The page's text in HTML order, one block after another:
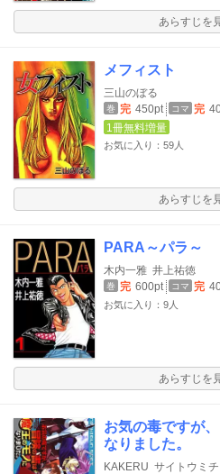
あらすじを
メフィスト
三山のぼる
巻 完 450pt コマ 完
1冊無料増量
お気に入り：59人
あらすじを
PARA～パラ～
木内一雅 井上祐徳
巻 完 600pt コマ 完
お気に入り：9人
あらすじを
お気の毒ですが
なりました。
KAKERU サイトウミチ